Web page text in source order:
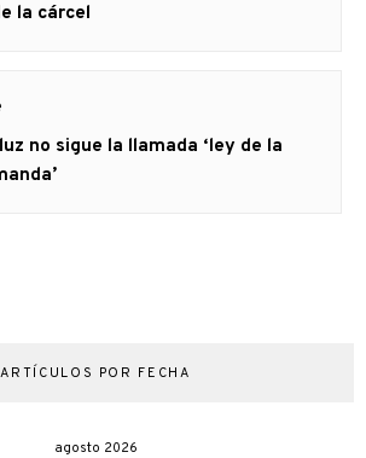
la cárcel
no sigue la llamada ‘ley de la
ARTÍCULOS POR FECHA
agosto 2026